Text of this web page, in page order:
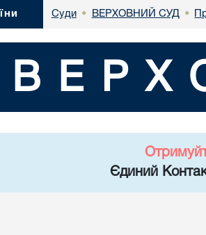
Суди • ВЕРХОВНИЙ СУД •
Єдиний